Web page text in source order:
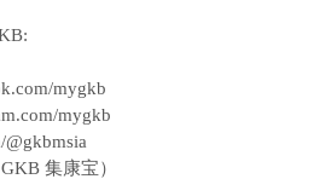
mygkb
mygkb
集康宝）